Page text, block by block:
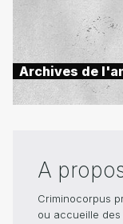
Archives de
A
Criminocorpus
ou accueille